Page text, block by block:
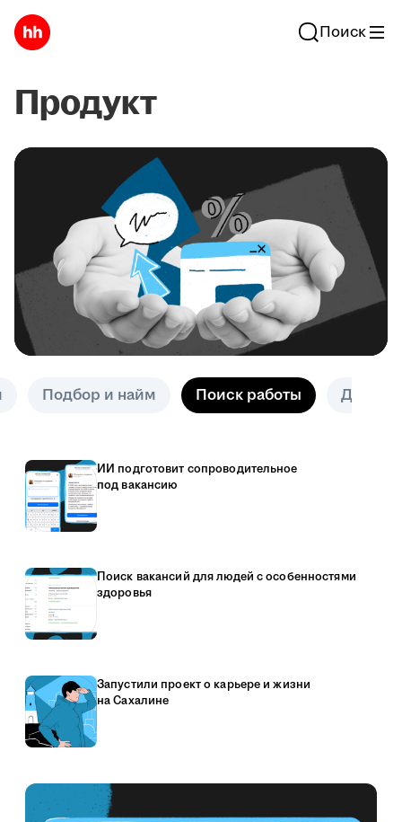
Поиск
Продукт
Подбор и найм Поиск работы Другое
ИИ подготовит сопроводительное
под вакансию
Поиск вакансий для людей с особенностями
здоровья
Запустили проект о карьере и жизни
на Сахалине